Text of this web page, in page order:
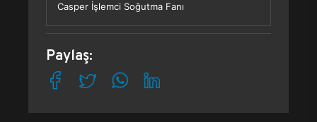
Casper İşlemci Soğutma Fanı
Paylaş: